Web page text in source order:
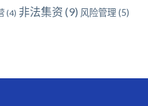
(4) 非法集资 (9) 风险管理(5)